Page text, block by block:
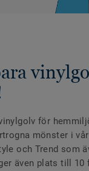
för
mönster i
och Trend som
även plats till 10